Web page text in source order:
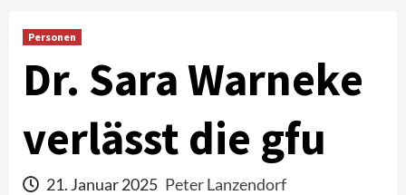
Personen
Dr. Sara Warneke
verlässt die gfu
21. Januar 2025 Peter Lanzendorf